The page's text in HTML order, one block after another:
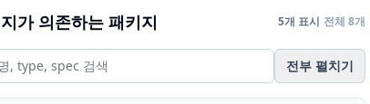
가 의존하는 패키지 5개 표시 전체 8개
전부 펼치기